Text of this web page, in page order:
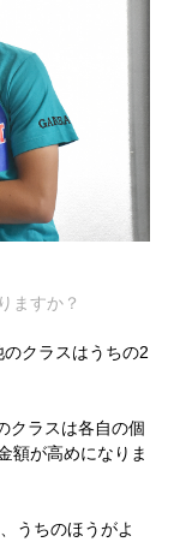
ますか？
クラスはうちの2
クラスは各自の個
額が高めになりま
うちのほうがよ